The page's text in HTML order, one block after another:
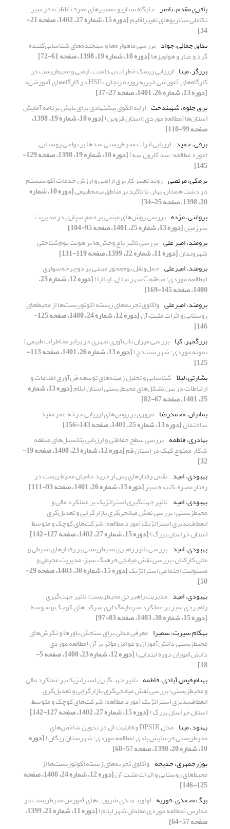
باقری مقدم، ناصر جایگاه سناریو «مسیرهای معرف غلظت» در سیر
تکاملی سناریوهای تغییراقلیم [دوره 15، شماره 27، 1402، صفحه 21-
34]
بداق جمالی، جواد بررسی ماهواره‌ها و سنجنده‌های شناسایی‌کننده
گرد و غبار و هواویزها[دوره 10، شماره 19، 1398، صفحه 61-72]
برزگر، مینا ارزیابی ریسک خطرات بهداشت، ایمنی و محیط‌زیست در
کارگاه‌های آموزشی خیریه روزبه زنجان «HSE در کارگاه‌‌های آموزشی»
[دوره 13، شماره 26، 1401، صفحه 27-37]
برق جلوه، شهیندخت ارایه الگوی پیشنهادی برای پایش برنامه آمایش
استان‌ها (مطالعه موردی: استان قزوین) [دوره 10، شماره 19، 1398،
صفحه 99-110]
برقی، حمید ارزیابی اثرات ‌محیط‌زیستی سدها بر نواحی روستایی
(مورد مطالعه: سد کارون سه) [دوره 10، شماره 19، 1398، صفحه 129-
145]
برمکی، مرتضی روند تغییر کاربری اراضی و ارزش خدمات اکوسیستم
در دشت همدان– بهار، با تاکید بر مناطق نیمه‌طبیعی [دوره 10، شماره
20، 1398، صفحه 25-34]
بروغنی، مژده بررسی روش‌های مبتنی بر جمع سپاری در مدیریت
سرزمین[دوره 13، شماره 25، 1401، صفحه 95-104]
برومند، امیر علی بررسی تاثیر باغ‌ وحش‌ها‌‌ بر هویت بوم‌شناختی
شهروندان[دوره 11، شماره 22، 1399، صفحه 119-131]
برومند، امیرعلی حمل‌ونقل بوم‌محور مبتنی بر دوچرخه‌سواری
(مطالعه موردی: منطقه C شهر میلان، ایتالیا) [دوره 12، شماره 23،
1400، صفحه 145-169]
برومند، امیرعلی واکاوی تجربه‌های زیسته اکوتوریست‌‌ها از محیط‌های
روستایی و اثرات مثبت آن [دوره 12، شماره 24، 1400، صفحه 125-
146]
بزرگمهر، کیا بررسی میزان تاب‌آوری شهری در برابر مخاطرات طبیعی (
نمونه موردی: شهر سنندج) [دوره 13، شماره 26، 1401، صفحه 113-
125]
بشارتی، لیلا شناسایی و تحلیل زمینه‌های توسعه ‌فن‌آوری اطلاعات و
ارتباطات در بین تشکل‌های محیط‌زیستی استان ایلام [دوره 13، شماره
25، 1401، صفحه 67-82]
بمانیان، محمدرضا مروری بر روش‌های ارزیابی چرخه عمر مفید
ساختمان[دوره 13، شماره 25، 1401، صفحه 143-156]
بهادری، فاطمه بررسی سطح حفاظتی و ارزیابی پتانسیل‌های منطقه
شکار ممنوع کهک در استان قم [دوره 12، شماره 23، 1400، صفحه 19-
32]
بهبودی، امید نقش رفتارهای پس از خرید حامیان محیط زیست در
رفتار مصرف‌کننده سبز[دوره 13، شماره 26، 1401، صفحه 93-111]
بهبودی، امید تاثیر جهت‌‌گیری استراتژیک بر عملکرد مالی و
محیط‌‌زیستی: بررسی نقش میانجی‌‌گری بازارگرایی و تعدیل‌‌گری
انعطاف‌‌پذیری استراتژیک (مورد مطالعه: شرکت‌‌های کوچک و متوسط
استان‌‌ خراسان بزرگ)[دوره 15، شماره 27، 1402، صفحه 127-142]
بهبودی، امید بررسی تاثیر رهبری محیط‌زیستی بر رفتارهای ‌محیطی و
مالی کارکنان، بررسی نقش میانجی فرهنگ سبز، مدیریت محیطی و
مسئولیت اجتماعی استراتژیک [دوره 15، شماره 30، 1403، صفحه 29-
50]
بهبودی، امید مدیریت راهبردی محیط‌زیست: تاثیر جهت‌‌گیری
راهبردی سبز بر عملکرد سرمایه‌‌گذاری شرکت‌‌های کوچک و متوسط
[دوره 15، شماره 30، 1403، صفحه 83-97]
بهگام سیرت، سمیرا معرفی مدلی برای سنجش باورها و نگرش‌های
محیط‌زیستی دانش‌آموزان و عوامل مؤثر بر آن (مطالعه موردی
دانش‌آموزان دوره ابتدایی) [دوره 12، شماره 23، 1400، صفحه 5-
18]
بهنام فیض آبادی، فاطمه تاثیر جهت‌‌گیری استراتژیک بر عملکرد مالی
و محیط‌‌زیستی: بررسی نقش میانجی‌‌گری بازارگرایی و تعدیل‌‌گری
انعطاف‌‌پذیری استراتژیک (مورد مطالعه: شرکت‌‌های کوچک و متوسط
استان‌‌ خراسان بزرگ)[دوره 15، شماره 27، 1402، صفحه 127-142]
بهنود، مینا
مدل DPSIR و قابلیت آن در تدوین شاخص‌های
محیط‌زیستی فرسایش بادی (مطالعه موردی: شهرستان ریگان)[دوره
10، شماره 20، 1398، صفحه 57-68]
بوزرجمهری، خدیجه واکاوی تجربه‌های زیسته اکوتوریست‌‌ها از
محیط‌های روستایی و اثرات مثبت آن [دوره 12، شماره 24، 1400، صفحه
125-146]
بیگ محمدی، فوزیه اولویت‌‌بندی ضرورت‌‌های آموزش محیط‌زیست در
مدارس (مطالعه موردی معلمان شهر ایلام) [دوره 11، شماره 21، 1399،
صفحه 57-64]